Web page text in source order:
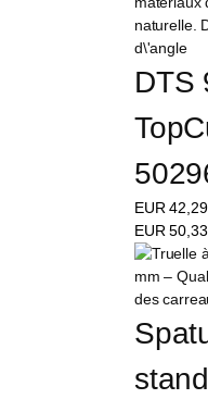
DTS
EUR42,29
EUR50,33